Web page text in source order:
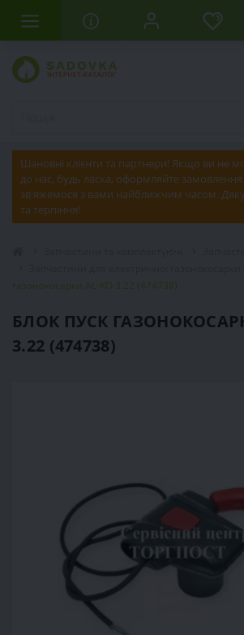
Шановні клієнти та партнери! Якщо ви не
до нас, будь ласка, оформляйте
зв'яжемося з вами найближчим часом.
та терпіння!
газонокосарки AL-KO 3.22 (474738)
БЛОК ПУСК
3.22 (474738)